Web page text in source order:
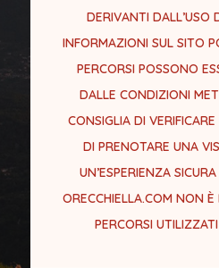
DERIVANTI DALL’USO
INFORMAZIONI SUL SITO
PERCORSI POSSONO
DALLE CONDIZIONI
CONSIGLIA DI
DI PRENOTARE UNA
UN’ESPERIENZA
ORECCHIELLA.COM NON È
PERCORSI